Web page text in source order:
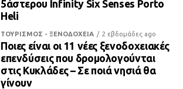
5άστερου Infinity Six Senses Porto
Heli
ΤΟΥΡΙΣΜΟΣ - ΞΕΝΟΔΟΧΕΙΑ 2 εβδομάδες ago
Ποιες είναι οι 11 νέες ξενοδοχειακές
επενδύσεις που δρομολογούνται
στις Κυκλάδες – Σε ποιά νησιά θα
γίνουν